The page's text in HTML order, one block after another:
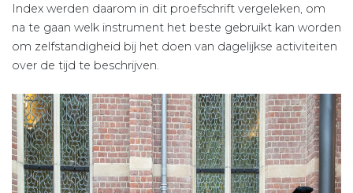
Index werden daarom in dit proefschrift vergeleken, om
na te gaan welk instrument het beste gebruikt kan worden
om zelfstandigheid bij het doen van dagelijkse activiteiten
over de tijd te beschrijven.